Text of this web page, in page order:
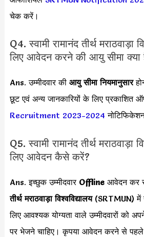
चेक करें।
Q4. स्वामी रामानंद तीर्थ मराठवाड़ा
लिए आवेदन करने की आयु सीमा क्या
Ans. उम्मीदवार की आयु सीमा नियमानुसार
छूट एवं अन्य जानकारियों के लिए प्रकाशित
Recruitment 2023-2024
Q5. स्वामी रामानंद तीर्थ मराठवाड़ा
लिए आवेदन कैसे करें?
Ans. इच्छुक उम्मीदवार Offline आवेदन कर
तीर्थ मराठवाड़ा विश्वविद्यालय (SRTMUN) में
लिए आवश्यक योग्यता वाले उम्मीदवारों को
पर भेजने चाहिए। कृपया आवेदन करने से